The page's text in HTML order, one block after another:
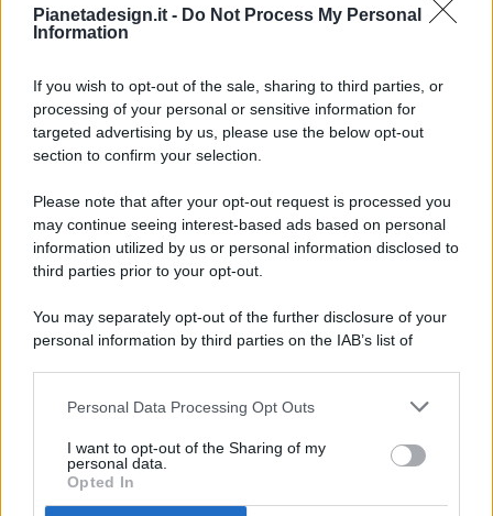
Pianetadesign.it - Do Not Process My Personal
Information
If you wish to opt-out of the sale, sharing to third parties, or
processing of your personal or sensitive information for
targeted advertising by us, please use the below opt-out
section to confirm your selection.
Please note that after your opt-out request is processed you
may continue seeing interest-based ads based on personal
information utilized by us or personal information disclosed to
third parties prior to your opt-out.
You may separately opt-out of the further disclosure of your
personal information by third parties on the IAB’s list of
This information may also be disclosed by us to third parties
disclose it to other third parties.
Personal Data Processing Opt Outs
I want to opt-out of the Sharing of my
personal data.
Opted In
© 2026 - Pianeta Design - P.IVA 04827280654 - Testata
Registrata Al Tribunale Di Nocera Inferiore N. 8/2020 - RG N.
ISCRIZIONE AL ROC N. 35792 – ISCRITTA ALL’ANSO
(ASSOCIAZIONE NAZIONALE STAMPA ONLINE)
PREFERENZE PRIVACY